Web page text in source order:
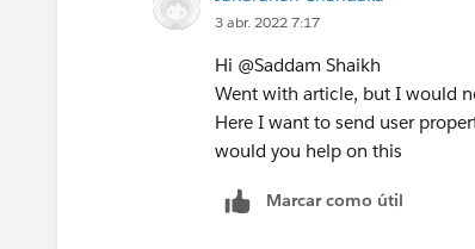
3 abr. 2022 7:17
Hi @Saddam Shaikh​
Went with article, but I would
Here I want to send user
would you help on this
Marcar como útil